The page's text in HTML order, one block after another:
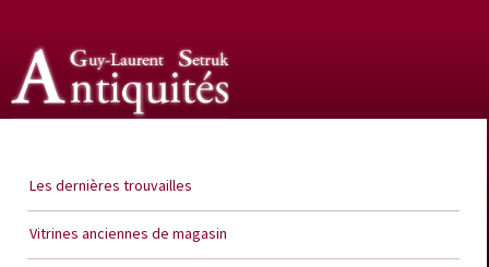
Les dernières trouvailles
Vitrines anciennes de magasin